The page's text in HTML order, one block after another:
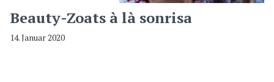
Beauty-Zoats à là sonrisa
14. Januar 2020